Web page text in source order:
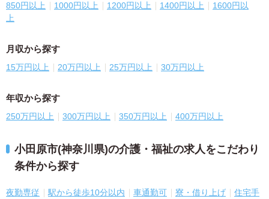
850円以上 1000円以上 1200円以上 1400円以上
1600円以
上
月収から探す
15万円以上 20万円以上 25万円以上 30万円以上
年収から探す
250万円以上 300万円以上 350万円以上 400万円以上
小田原市(神奈川県)の介護・福祉の求人をこだわり
条件から探す
夜勤専従 駅から徒歩10分以内 車通勤可 寮・借り上げ
住宅手